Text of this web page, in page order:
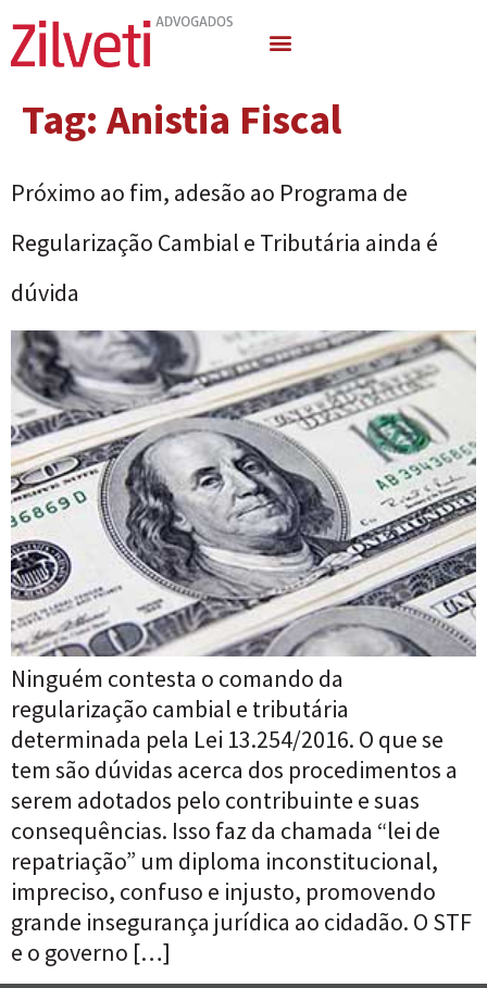
Tag: Anistia Fiscal
Próximo ao fim, adesão ao Programa de
Regularização Cambial e Tributária ainda é
dúvida
Ninguém contesta o comando da
regularização cambial e tributária
determinada pela Lei 13.254/2016. O que se
tem são dúvidas acerca dos procedimentos a
serem adotados pelo contribuinte e suas
consequências. Isso faz da chamada “lei de
repatriação” um diploma inconstitucional,
impreciso, confuso e injusto, promovendo
grande insegurança jurídica ao cidadão. O STF
e o governo […]